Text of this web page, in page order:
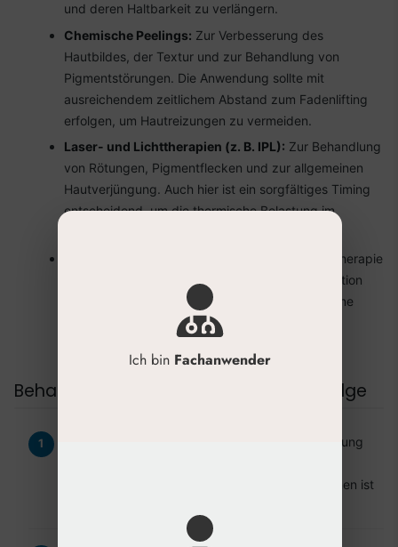
und deren Haltbarkeit zu verlängern.
Chemische Peelings: Zur Verbesserung des
Hautbildes, der Textur und zur Behandlung von
Pigmentstörungen. Die Anwendung sollte mit
ausreichendem zeitlichem Abstand zum Fadenlifting
erfolgen, um Hautreizungen zu vermeiden.
Laser- und Lichttherapien (z. B. IPL): Zur Behandlung
von Rötungen, Pigmentflecken und zur allgemeinen
Hautverjüngung. Auch hier ist ein sorgfältiges Timing
entscheidend, um die thermische Belastung im
Die Eigenbluttherapie
fördert durch Wachstumsfaktoren die Regeneration
und kann die durch das Fadenlifting angestoßene
Wundheilung und Kollagenbildung zusätzlich
Behandlungsplanung: Timing und Abfolge
Eine detaillierte Erfassung
Alterungsgrades und möglicher Kontraindikationen ist
Ich bin Fachanwender